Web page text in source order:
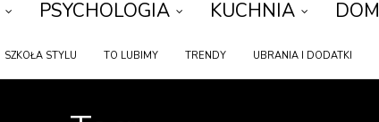
PSYCHOLOGIA KUCHNIA DOM
SZKOŁA STYLU TO LUBIMY TRENDY UBRANIA I DODATKI